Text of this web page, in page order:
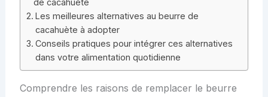
Les meilleures alternatives au beurre de
cacahuète à adopter
Conseils pratiques pour intégrer ces alternatives
dans votre alimentation quotidienne
Comprendre les raisons de remplacer le beurre